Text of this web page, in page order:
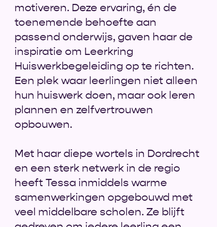
motiveren. Deze ervaring, én de
toenemende behoefte aan
passend onderwijs, gaven haar de
inspiratie om Leerkring
Huiswerkbegeleiding op te richten.
Een plek waar leerlingen niet alleen
hun huiswerk doen, maar ook leren
plannen en zelfvertrouwen
opbouwen.
Met haar diepe wortels in Dordrecht
en een sterk netwerk in de regio
heeft Tessa inmiddels warme
samenwerkingen opgebouwd met
veel middelbare scholen. Ze blijft